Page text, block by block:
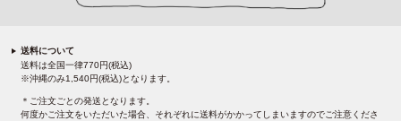
送料について
送料は全国一律770円(税込)
※沖縄のみ1,540円(税込)となります。
＊ご注文ごとの発送となります。
何度かご注文をいただいた場合、それぞれに送料がかかってしまいますのでご注意くださ